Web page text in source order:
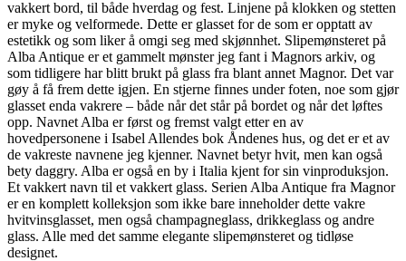
vakkert bord, til både hverdag og fest. Linjene på klokken og stetten
er myke og velformede. Dette er glasset for de som er opptatt av
estetikk og som liker å omgi seg med skjønnhet. Slipemønsteret på
Alba Antique er et gammelt mønster jeg fant i Magnors arkiv, og
som tidligere har blitt brukt på glass fra blant annet Magnor. Det var
gøy å få frem dette igjen. En stjerne finnes under foten, noe som gjør
glasset enda vakrere – både når det står på bordet og når det løftes
opp. Navnet Alba er først og fremst valgt etter en av
hovedpersonene i Isabel Allendes bok Åndenes hus, og det er et av
de vakreste navnene jeg kjenner. Navnet betyr hvit, men kan også
bety daggry. Alba er også en by i Italia kjent for sin vinproduksjon.
Et vakkert navn til et vakkert glass. Serien Alba Antique fra Magnor
er en komplett kolleksjon som ikke bare inneholder dette vakre
hvitvinsglasset, men også champagneglass, drikkeglass og andre
glass. Alle med det samme elegante slipemønsteret og tidløse
designet.